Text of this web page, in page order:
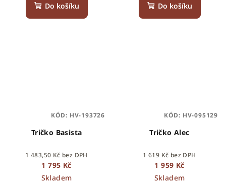
Do košíku Do košíku
Tričko Basista
1 483,50 Kč bez DPH
1 795 Kč
Skladem
KÓD: HV-193726
Tričko Alec
1 619 Kč bez DPH
1 959 Kč
Skladem
KÓD: HV-095129